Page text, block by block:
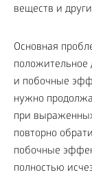
веществ и
Основная
положительное
и побочные
нужно
при
повторно
побочные
полностью